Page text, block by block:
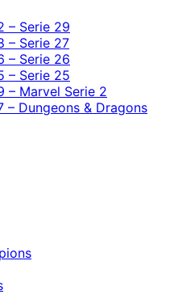
– Serie 29
– Serie 27
– Serie 26
– Serie 25
– Marvel Serie 2
– Dungeons & Dragons